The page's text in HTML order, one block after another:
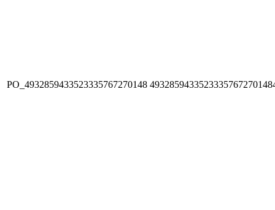
PO_4932859433523335767270148